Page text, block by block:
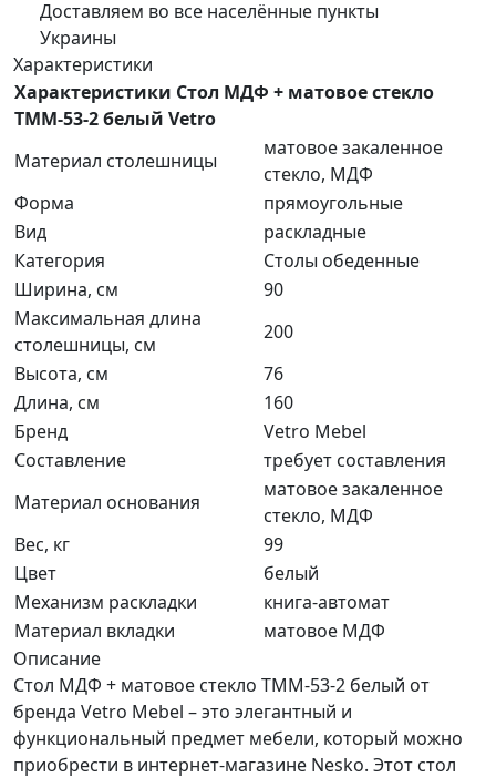
Доставляем во все населённые пункты
Украины
Характеристики
Характеристики Стол МДФ + матовое стекло
TMM-53-2 белый Vetro
Материал столешницы
матовое закаленное
стекло, МДФ
Форма
прямоугольные
Вид
раскладные
Категория
Столы обеденные
Ширина, см
90
Максимальная длина
столешницы, см
200
Высота, см
76
Длина, см
160
Бренд
Vetro Mebel
Составление
требует составления
Материал основания
матовое закаленное
стекло, МДФ
Вес, кг
99
Цвет
белый
Механизм раскладки
книга-автомат
Материал вкладки
матовое МДФ
Описание
Стол МДФ + матовое стекло TMM-53-2 белый от
бренда Vetro Mebel – это элегантный и
функциональный предмет мебели, который можно
приобрести в интернет-магазине Nesko. Этот стол